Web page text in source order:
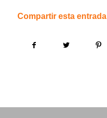
Compartir esta entrada